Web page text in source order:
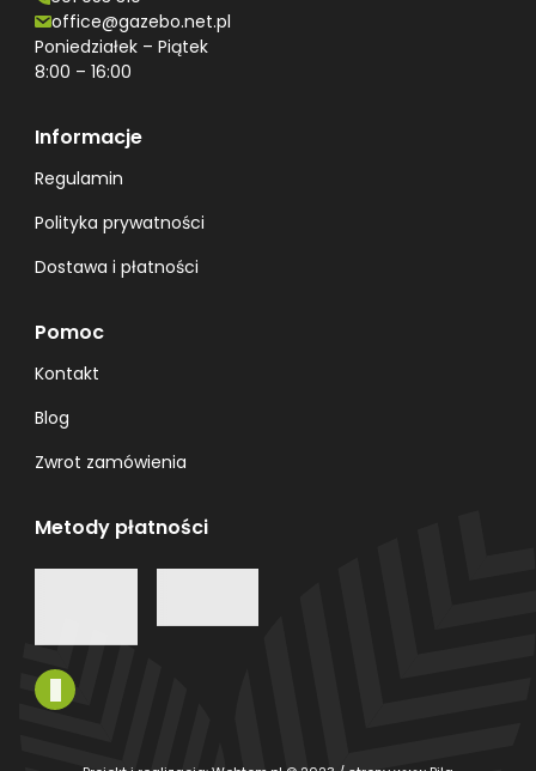
office@gazebo.net.pl
Poniedziałek – Piątek
8:00 – 16:00
Informacje
Regulamin
Polityka prywatności
Dostawa i płatności
Pomoc
Kontakt
Blog
Zwrot zamówienia
Metody płatności